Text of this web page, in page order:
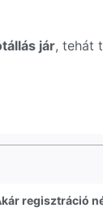
jár, tehát
regisztráció